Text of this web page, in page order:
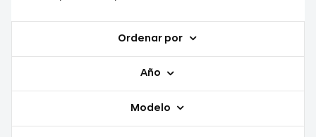
Ordenar por
Año
Modelo